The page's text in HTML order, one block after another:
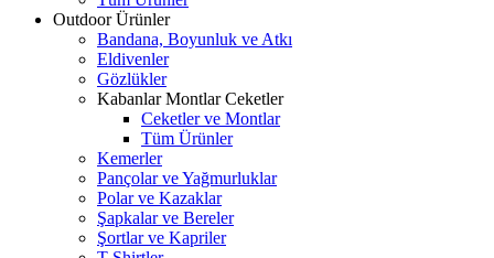
Outdoor Ürünler
Bandana, Boyunluk ve Atkı
Eldivenler
Gözlükler
Kabanlar Montlar Ceketler
Ceketler ve Montlar
Tüm Ürünler
Kemerler
Pançolar ve Yağmurluklar
Polar ve Kazaklar
Şapkalar ve Bereler
Şortlar ve Kapriler